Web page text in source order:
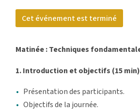
Cet événement est terminé
Matinée : Techniques
1. Introduction et objectifs (15 min)
Présentation des participants.
Objectifs de la journée.